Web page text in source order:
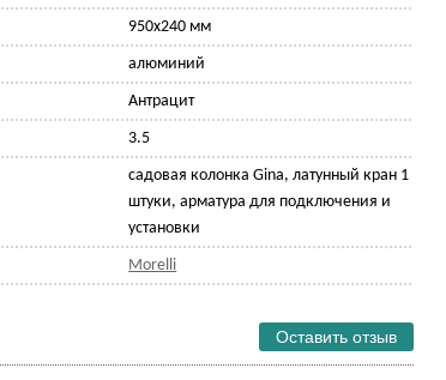
950х240 мм
алюминий
Антрацит
3.5
садовая колонка Gina, латунный кран 1
штуки, арматура для подключения и
установки
Morelli
Оставить отзыв